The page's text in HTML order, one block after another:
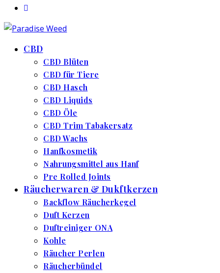
CBD
CBD Blüten
CBD für Tiere
CBD Hasch
CBD Liquids
CBD Öle
CBD Trim Tabakersatz
CBD Wachs
Hanfkosmetik
Nahrungsmittel aus Hanf
Pre Rolled Joints
Räucherwaren & Dukftkerzen
Backflow Räucherkegel
Duft Kerzen
Duftreiniger ONA
Kohle
Räucher Perlen
Räucherbündel